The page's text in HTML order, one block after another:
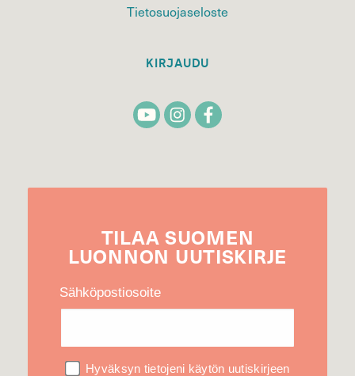
Tietosuojaseloste
KIRJAUDU
TILAA SUOMEN
LUONNON UUTIS­KIRJE
Sähköpostiosoite
Hyväksyn tietojeni käytön uutiskirjeen